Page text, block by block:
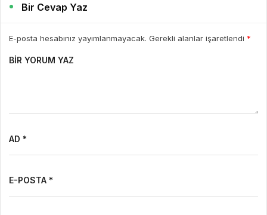
Bir Cevap Yaz
E-posta hesabınız yayımlanmayacak. Gerekli alanlar işaretlendi *
BIR YORUM YAZ
AD *
E-POSTA *